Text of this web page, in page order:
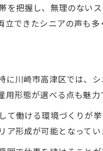
把握し、無理のない
できたシニアの声も多
川崎市高津区では、
形態が選べる点も魅力
働ける環境づくりが
形成が可能となってい